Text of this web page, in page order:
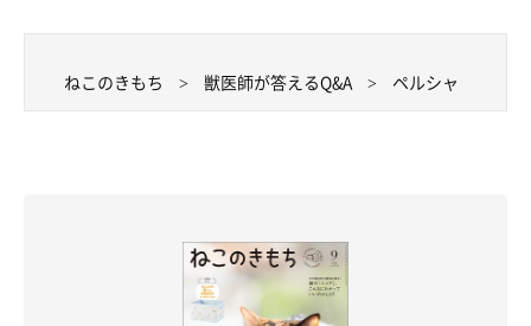
ねこのきもち 獣医師が答えるQ&A ペルシャ